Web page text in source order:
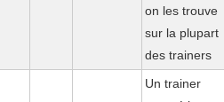
on les trouve
sur la plupart
des trainers
Un trainer